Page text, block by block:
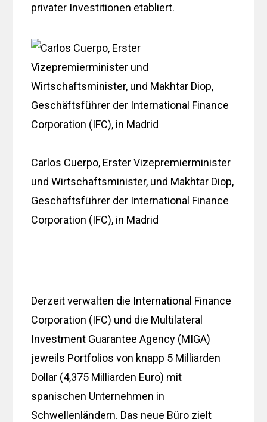
privater Investitionen etabliert.
Carlos Cuerpo, Erster Vizepremierminister
und Wirtschaftsminister, und Makhtar Diop,
Geschäftsführer der International Finance
Corporation (IFC), in Madrid
Derzeit verwalten die International Finance
Corporation (IFC) und die Multilateral
Investment Guarantee Agency (MIGA)
jeweils Portfolios von knapp 5 Milliarden
Dollar (4,375 Milliarden Euro) mit
spanischen Unternehmen in
Schwellenländern. Das neue Büro zielt